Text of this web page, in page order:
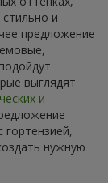
и
предложение
подойдут
выглядят
и
нужную